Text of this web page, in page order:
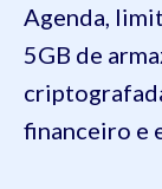
Agenda,
5GB de
financeiro e